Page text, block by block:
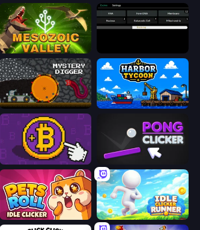
Cell to Singularity: Mesozoic Valley
Mystery Digger Harbor Tycoon
Money Maker Pong Clicker
Pets Roll: Idle Clicker Idle Clicker Runner